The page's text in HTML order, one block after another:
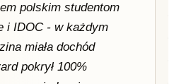
polskim studentom
i IDOC - w każdym
miała dochód
pokrył 100%